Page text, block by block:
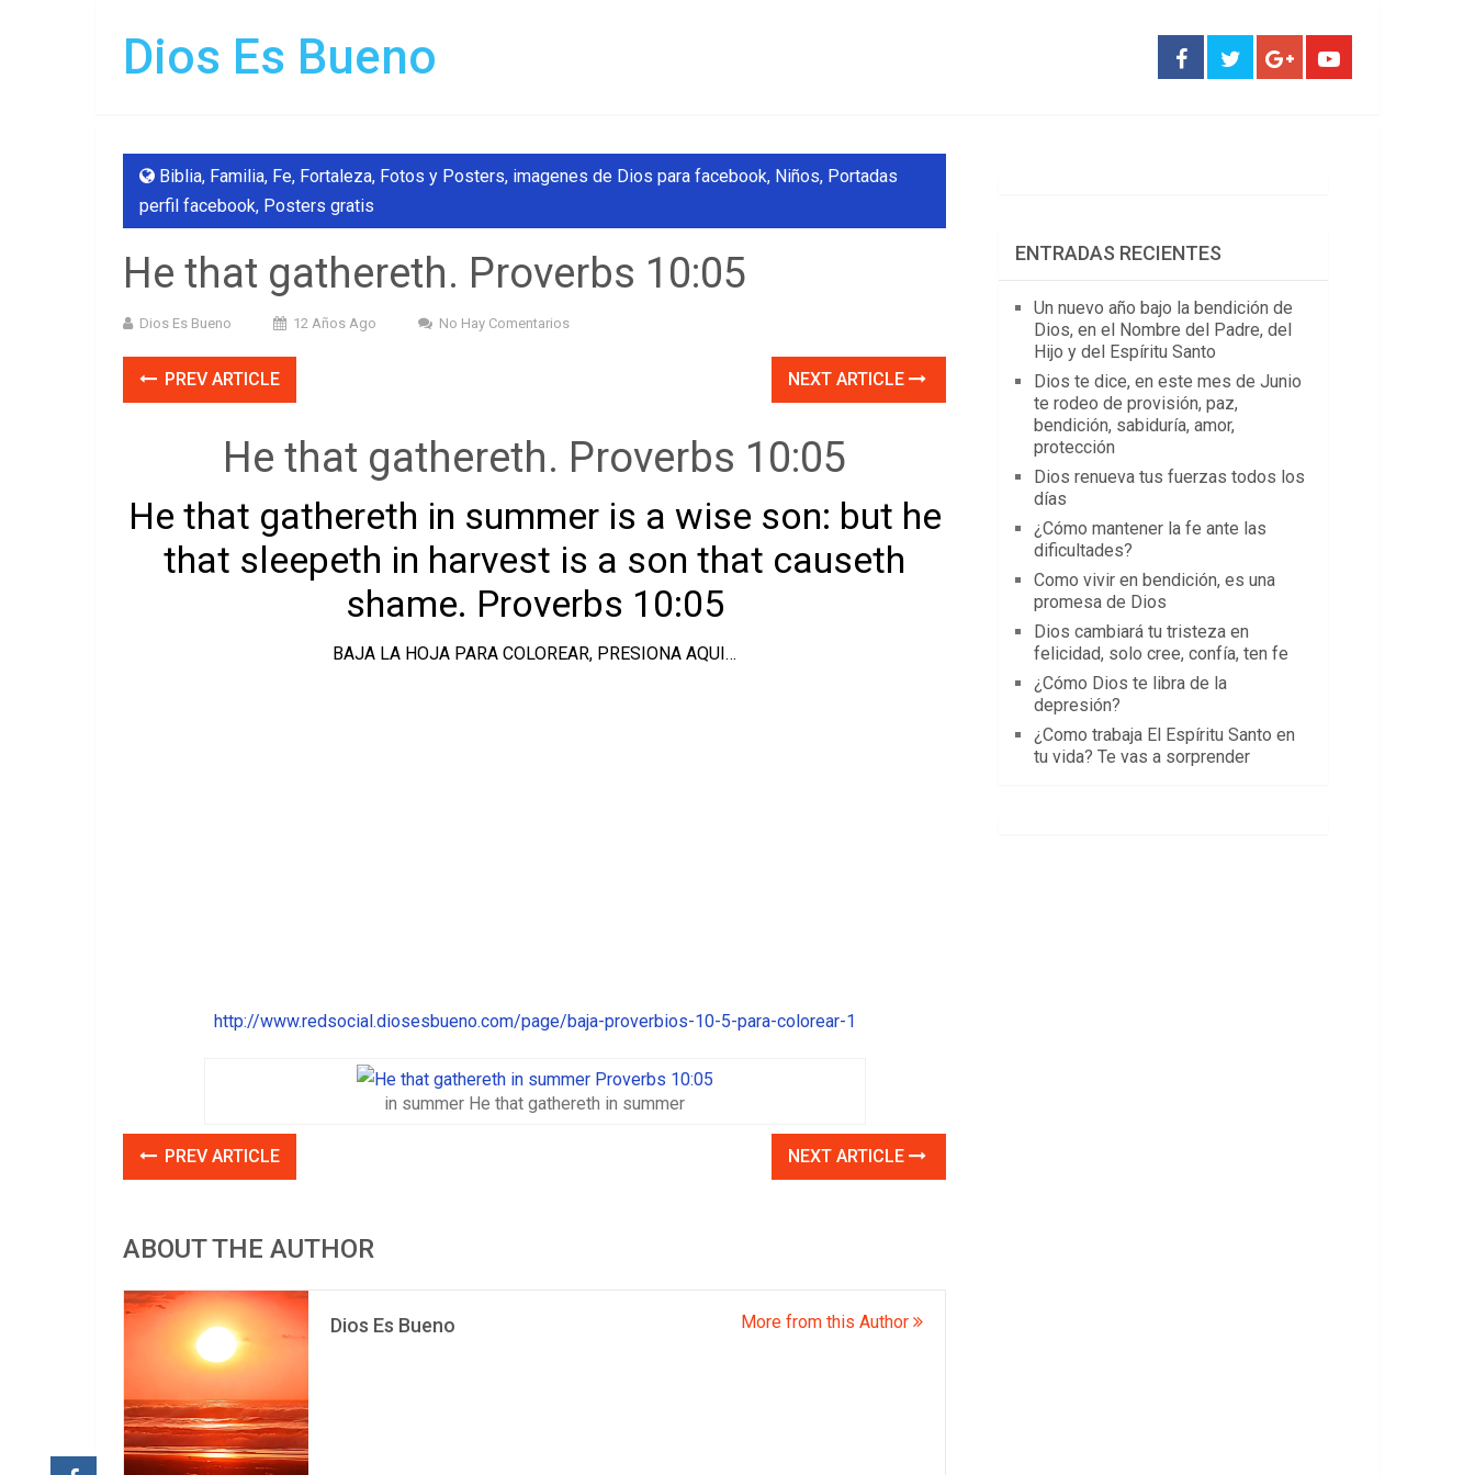
Dios Es Bueno
Biblia, Familia, Fe, Fortaleza, Fotos y Posters, imagenes de Dios para facebook, Niños, Portadas
perfil facebook, Posters gratis
He that gathereth. Proverbs 10:05
Dios Es Bueno 12 Años Ago No Hay Comentarios
PREV ARTICLE NEXT ARTICLE
He that gathereth. Proverbs 10:05
He that gathereth in summer is a wise son: but he
that sleepeth in harvest is a son that causeth
shame. Proverbs 10:05
BAJA LA HOJA PARA COLOREAR, PRESIONA AQUI…
http://www.redsocial.diosesbueno.com/page/baja-proverbios-10-5-para-colorear-1
in summer He that gathereth in summer
PREV ARTICLE NEXT ARTICLE
ABOUT THE AUTHOR
Dios Es Bueno More from this Author
ENTRADAS RECIENTES
Un nuevo año bajo la bendición de
Dios, en el Nombre del Padre, del
Hijo y del Espíritu Santo
Dios te dice, en este mes de Junio
te rodeo de provisión, paz,
bendición, sabiduría, amor,
protección
Dios renueva tus fuerzas todos los
días
¿Cómo mantener la fe ante las
dificultades?
Como vivir en bendición, es una
promesa de Dios
Dios cambiará tu tristeza en
felicidad, solo cree, confía, ten fe
¿Cómo Dios te libra de la
depresión?
¿Como trabaja El Espíritu Santo en
tu vida? Te vas a sorprender